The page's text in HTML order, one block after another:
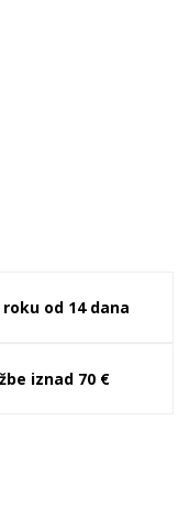
od 14 dana
iznad 70 €